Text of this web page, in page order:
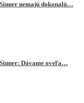
nemajú dokonalú…
Dávame oveľa…